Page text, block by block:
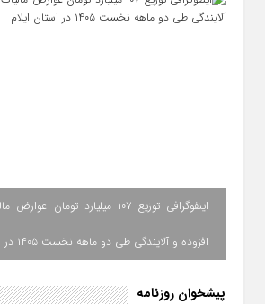
اینفوگرافی توزیع ۱۰۷ میلیارد تومان
افزوده و آلایندگی طی دو ماهه نخست ۱۴۰۵ در استان ایلام
پیشخوان روزنامه